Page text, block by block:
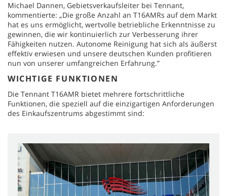
Michael Dannen, Gebietsverkaufsleiter bei Tennant,
kommentierte: „Die große Anzahl an T16AMRs auf dem Markt
hat es uns ermöglicht, wertvolle betriebliche Erkenntnisse zu
gewinnen, die wir kontinuierlich zur Verbesserung ihrer
Fähigkeiten nutzen. Autonome Reinigung hat sich als äußerst
effektiv erwiesen und unsere deutschen Kunden profitieren
nun von unserer umfangreichen Erfahrung.”
WICHTIGE FUNKTIONEN
Die Tennant T16AMR bietet mehrere fortschrittliche
Funktionen, die speziell auf die einzigartigen Anforderungen
des Einkaufszentrums abgestimmt sind: